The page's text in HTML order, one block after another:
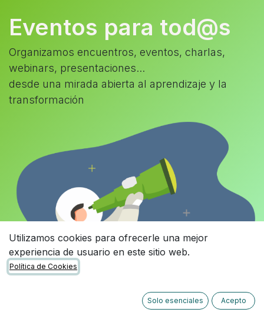
Eventos para tod@s
Organizamos encuentros, eventos, charlas,
webinars, presentaciones...
desde una mirada abierta al aprendizaje y la
transformación
Utilizamos cookies para ofrecerle una mejor
experiencia de usuario en este sitio web.
Política de Cookies
Solo esenciales Acepto